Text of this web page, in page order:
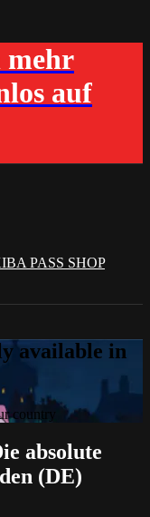
mehr
auf
PASS SHOP
available in
country
absolute
(DE)